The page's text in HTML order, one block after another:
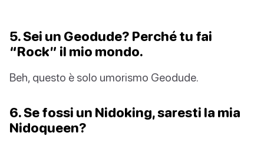
5. Sei un Geodude? Perché tu fai
“Rock” il mio mondo.
Beh, questo è solo umorismo Geodude.
6. Se fossi un Nidoking, saresti la mia
Nidoqueen?